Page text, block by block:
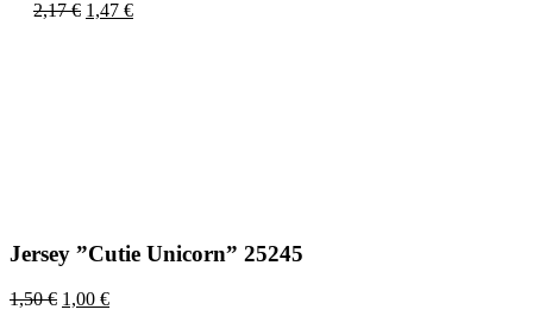
2,17€ 1,47 €
Jersey ”Cutie Unicorn” 25245
1,50€ 1,00 €